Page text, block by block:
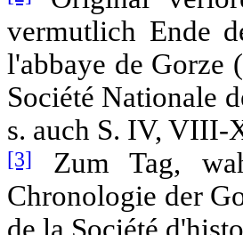
vermutlich Ende
l'abbaye de Gorze
Société Nationale
s. auch S. IV, VIII-
[3]
Zum Tag,
Chronologie der
de la Société